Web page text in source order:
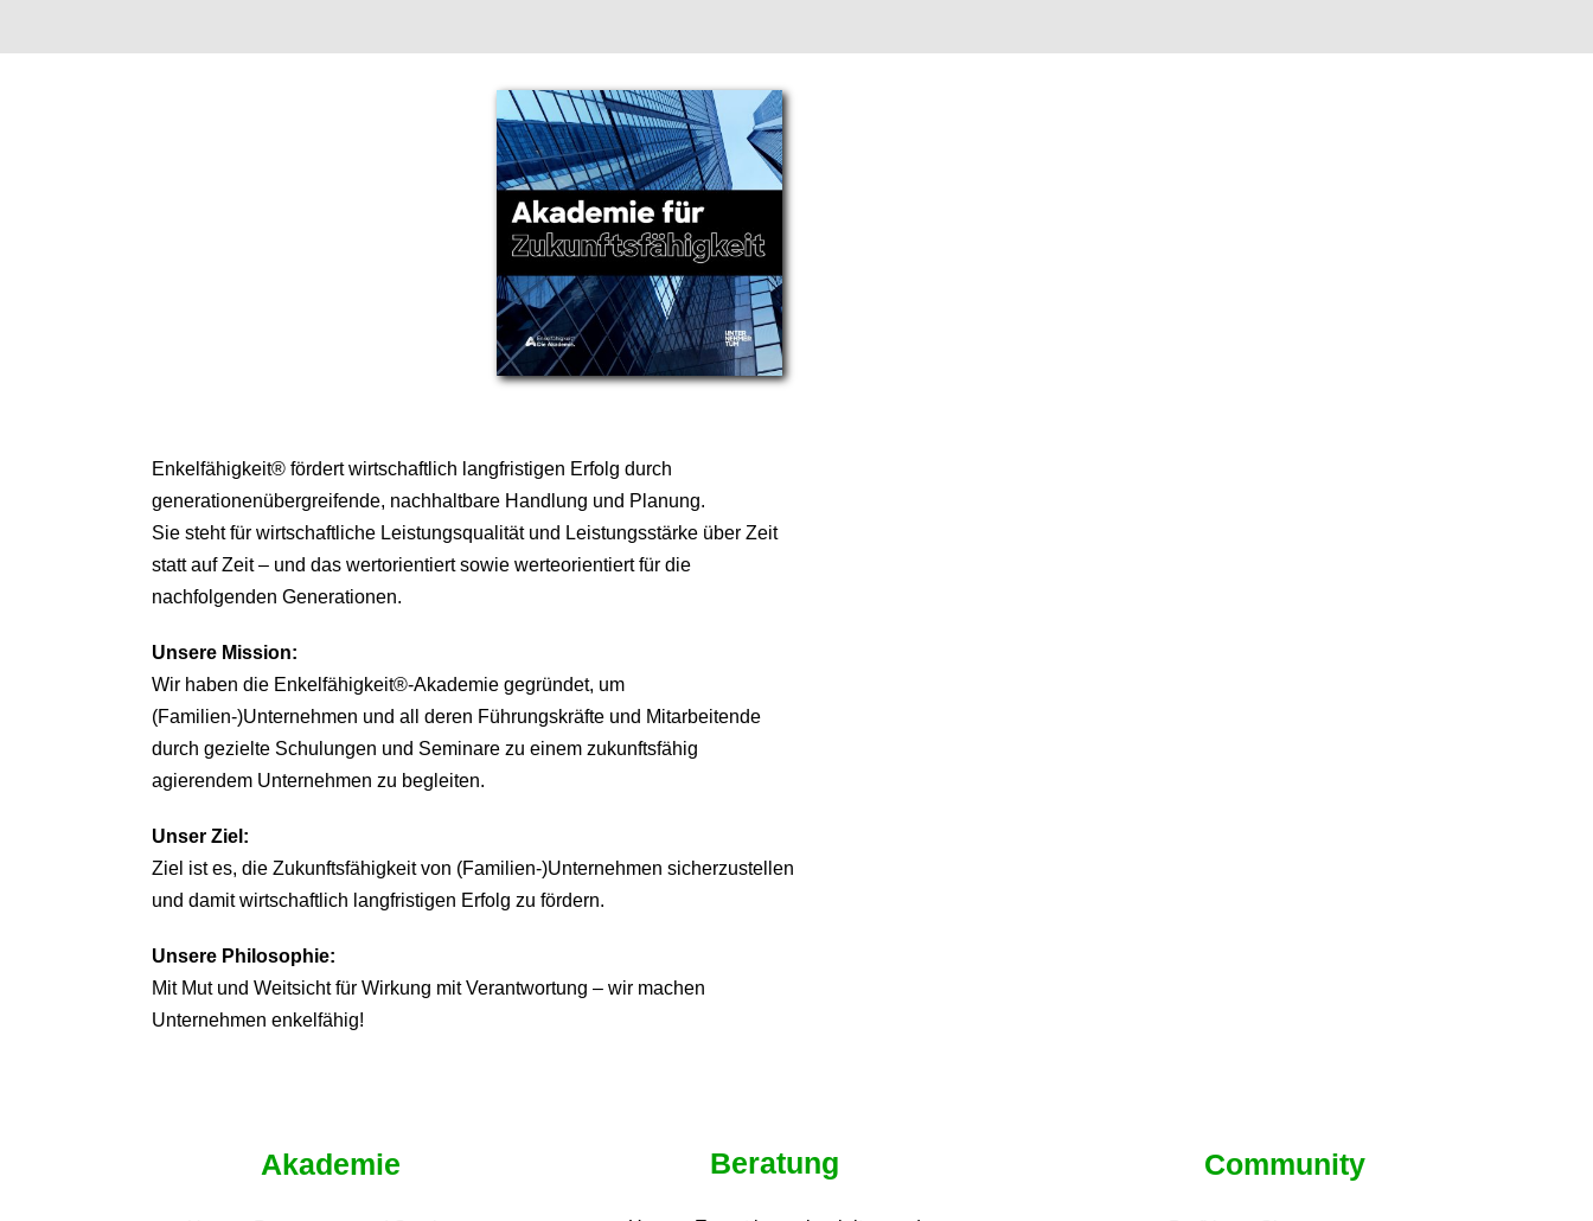
Enkelfähigkeit® fördert wirtschaftlich langfristigen Erfolg durch
generationenübergreifende, nachhaltbare Handlung und Planung.
Sie steht für wirtschaftliche Leistungsqualität und Leistungsstärke über Zeit
statt auf Zeit – und das wertorientiert sowie werteorientiert für die
nachfolgenden Generationen.
Unsere Mission:
Wir haben die Enkelfähigkeit®-Akademie gegründet, um
(Familien-)Unternehmen und all deren Führungskräfte und Mitarbeitende
durch gezielte Schulungen und Seminare zu einem zukunftsfähig
agierendem Unternehmen zu begleiten.
Unser Ziel:
Ziel ist es, die Zukunftsfähigkeit von (Familien-)Unternehmen sicherzustellen
und damit wirtschaftlich langfristigen Erfolg zu fördern.
Unsere Philosophie:
Mit Mut und Weitsicht für Wirkung mit Verantwortung – wir machen
Unternehmen enkelfähig!
Akademie Beratung Community